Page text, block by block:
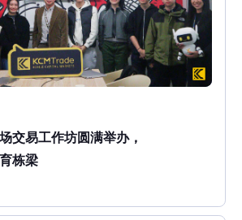
交易工作坊圆满举办，
栋梁